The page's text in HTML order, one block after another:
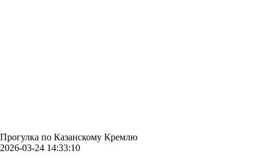
Прогулка по Казанскому Кремлю
2026-03-24 14:33:10